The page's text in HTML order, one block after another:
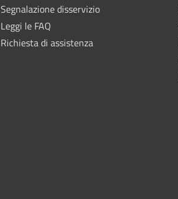
Segnalazione disservizio
Leggi le FAQ
Richiesta di assistenza